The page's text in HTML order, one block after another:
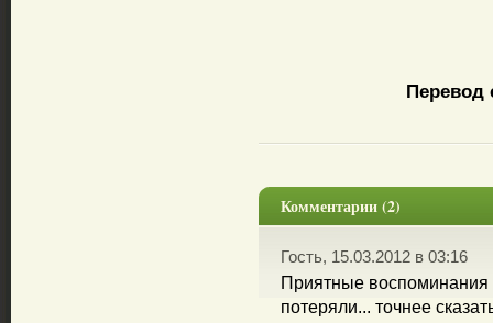
Перевод
Комментарии (2)
Гость, 15.03.2012 в 03:16
Приятные воспоминания
потеряли... точнее